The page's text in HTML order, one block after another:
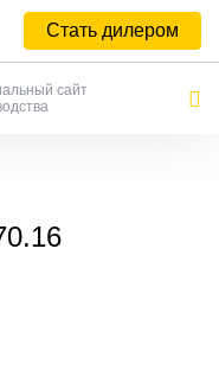
Стать дилером
сайт